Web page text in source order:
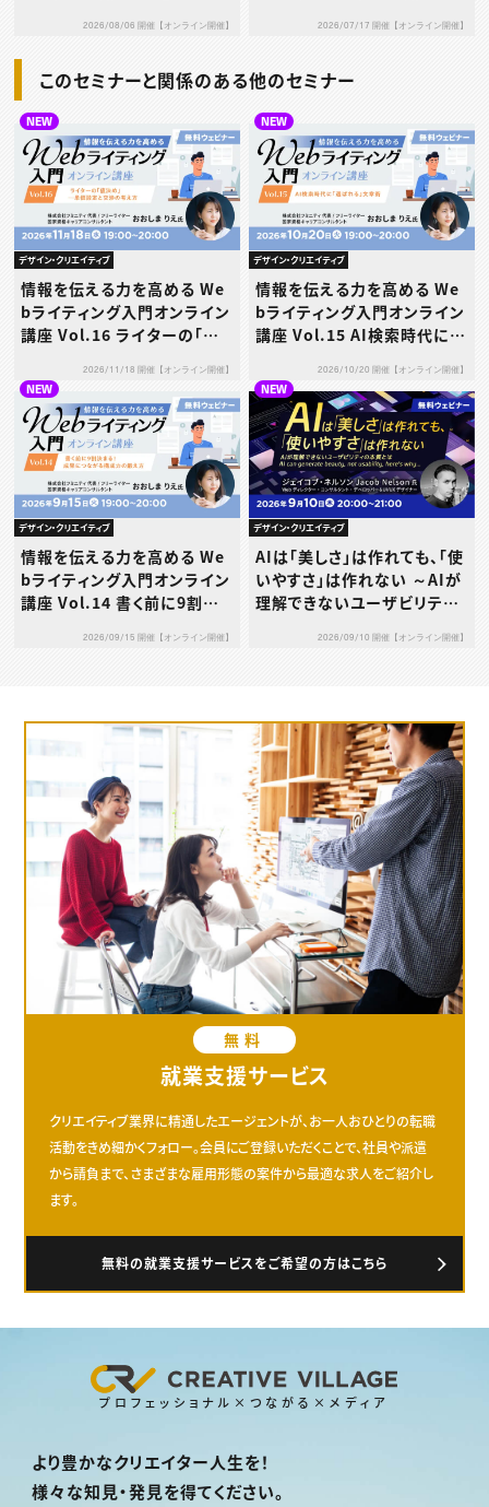
2026/08/06 開催【オンライン開催】 2026/07/17 開催【オンライン開催】
このセミナーと関係のある他のセミナー
NEW
デザイン・クリエイティブ
情報を伝える力を高める We
bライティング入門オンライン
講座 Vol.16 ライターの「値
え方
2026/11/18 開催【オンライン開催】
NEW
デザイン・クリエイティブ
情報を伝える力を高める We
bライティング入門オンライン
講座 Vol.15 AI検索時代に
2026/10/20 開催【オンライン開催】
NEW
デザイン・クリエイティブ
情報を伝える力を高める We
bライティング入門オンライン
講座 Vol.14 書く前に9割決
の鍛え方2026/09/15 開催【オンライン開催】
NEW
デザイン・クリエイティブ
AIは「美しさ」は作れても、「使
いやすさ」は作れない ～AIが
理解できないユーザビリティ
2026/09/10 開催【オンライン開催】
無料
就業支援サービス
クリエイティブ業界に精通したエージェントが、お一人おひとりの転職
活動をきめ細かくフォロー。会員にご登録いただくことで、社員や派遣
から請負まで、さまざまな雇用形態の案件から最適な求人をご紹介し
ます。
無料の就業支援サービスをご希望の方はこちら
プロフェッショナル×つながる×メディア
より豊かなクリエイター人生を！
様々な知見・発見を得てください。